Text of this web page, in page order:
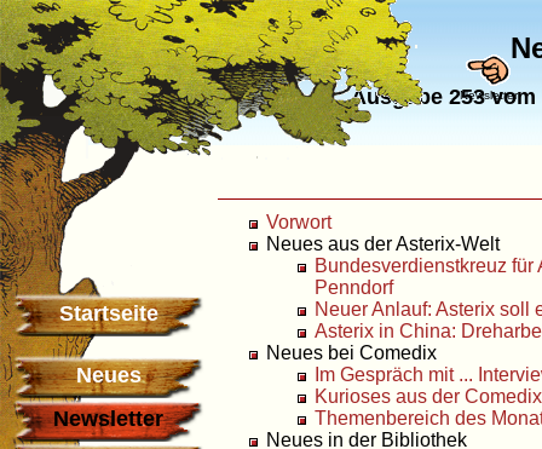
Newsletter
Ausgabe 253 vom
Startseite
Neues
Newsletter
Vorwort
Neues aus der Asterix-Welt
Bundesverdienstkreuz
Penndorf
Neuer Anlauf: Asterix soll
Asterix in China:
Neues bei Comedix
Im Gespräch mit ...
Kurioses aus der
Themenbereich des
Neues in der Bibliothek